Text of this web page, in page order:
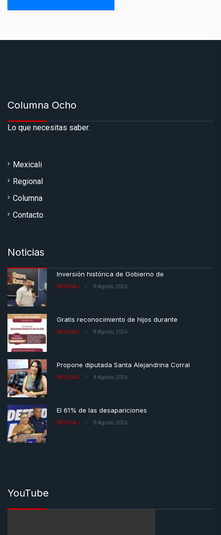
Columna Ocho
Lo que necesitas saber.
Mexicali
Regional
Columna
Contacto
Noticias
Inversión histórica de Gobierno de
MEXICALI 8 Agosto, 2026
Gratis reconocimiento de hijos durante
MEXICALI 8 Agosto, 2026
Propone diputada Santa Alejandrina Corral
MEXICALI 8 Agosto, 2026
El 61% de las desapariciones
MEXICALI 8 Agosto, 2026
YouTube